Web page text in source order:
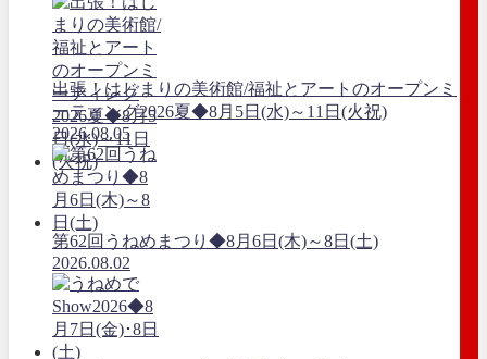
出張！はじまりの美術館/福祉とアートのオープンミ
ーティング2026夏◆8月5日(水)～11日(火祝)
2026.08.05
第62回うねめまつり◆8月6日(木)～8日(土)
2026.08.02